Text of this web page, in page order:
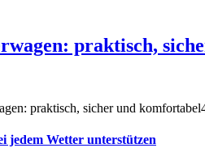
praktisch,
praktisch, sicher und
jedem Wetter unterstützen